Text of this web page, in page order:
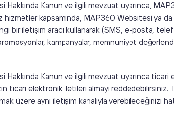
Hakkında Kanun ve ilgili mevzuat uyarınca,
kapsamında, MAP360 Websitesi ya
bir iletişim aracı kullanarak (SMS, e-posta,
kampanyalar, memnuniyet
Hakkında Kanun ve ilgili mevzuat uyarınca
ticari elektronik iletileri almayı reddedebilirsiniz.
üzere aynı iletişim kanalıyla verebileceğinizi